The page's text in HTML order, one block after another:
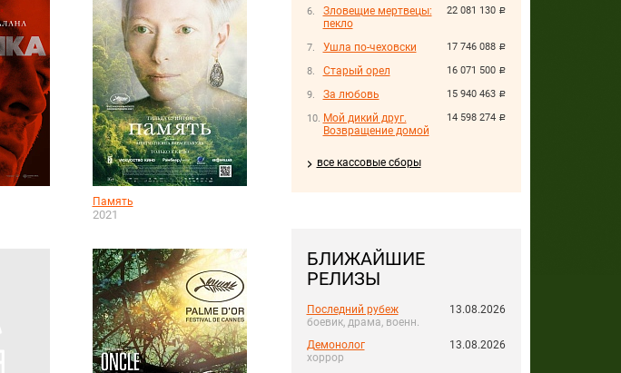
22 081 130 руб.
Зловещие мертвецы:
пекло
17 746 088 руб.
Ушла по-чеховски
16 071 500 руб.
Старый орел
15 940 463 руб.
За любовь
14 598 274 руб.
Мой дикий друг.
Возвращение домой
все кассовые сборы
БЛИЖАЙШИЕ
РЕЛИЗЫ
Последний рубеж
боевик, драма, военн.
13.08.2026
Демонолог
хоррор
13.08.2026
Память
2021